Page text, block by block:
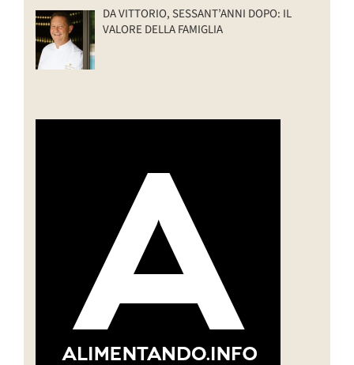
DA VITTORIO, SESSANT’ANNI DOPO: IL
VALORE DELLA FAMIGLIA